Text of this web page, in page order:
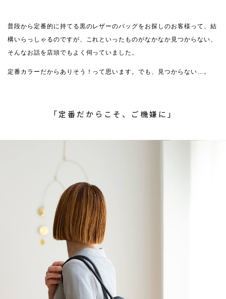
普段から定番的に持てる黒のレザーのバッグをお探しのお客様って、結
構いらっしゃるのですが、これといったものがなかなか見つからない、
そんなお話を店頭でもよく伺っていました。
定番カラーだからありそう！って思います。でも、見つからない…。
「定番だからこそ、ご機嫌に」